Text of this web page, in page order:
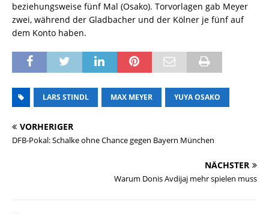
beziehungsweise fünf Mal (Osako). Torvorlagen gab Meyer
zwei, während der Gladbacher und der Kölner je fünf auf
dem Konto haben.
LARS STINDL MAX MEYER YUYA OSAKO
VORHERIGER
DFB-Pokal: Schalke ohne Chance gegen Bayern München
NÄCHSTER
Warum Donis Avdijaj mehr spielen muss